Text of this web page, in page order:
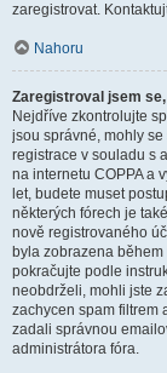
zaregistrovat.
Nahoru
Zaregistroval jsem
Nejdříve zkontrolujte
jsou správné, mohly
registrace v souladu s
na internetu COPPA a
let, budete muset
některých fórech je
nově registrovaného
byla zobrazena
pokračujte podle
neobdrželi, mohli jste
zachycen spam filtrem
zadali správnou
administrátora fóra.